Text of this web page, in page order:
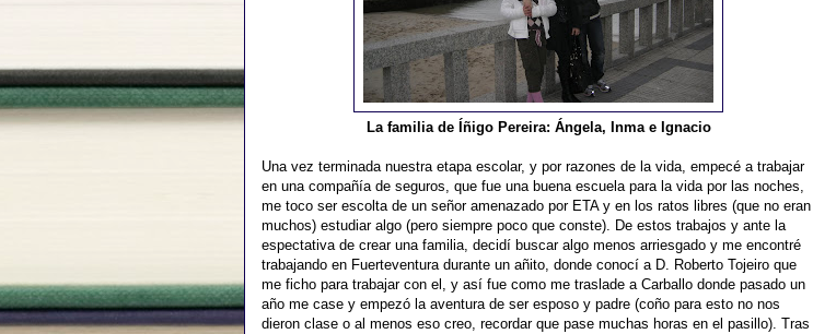
La familia de Íñigo Pereira: Ángela, Inma e Ignacio
Una vez terminada nuestra etapa escolar, y por razones de la vida, empecé a trabajar
en una compañía de seguros, que fue una buena escuela para la vida por las noches,
me toco ser escolta de un señor amenazado por ETA y en los ratos libres (que no eran
muchos) estudiar algo (pero siempre poco que conste). De estos trabajos y ante la
espectativa de crear una familia, decidí buscar algo menos arriesgado y me encontré
trabajando en Fuerteventura durante un añito, donde conocí a D. Roberto Tojeiro que
me ficho para trabajar con el, y así fue como me traslade a Carballo donde pasado un
año me case y empezó la aventura de ser esposo y padre (coño para esto no nos
dieron clase o al menos eso creo, recordar que pase muchas horas en el pasillo). Tras